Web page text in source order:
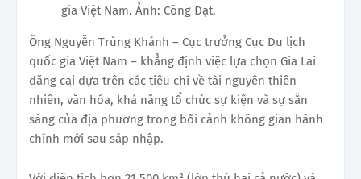
gia Việt Nam. Ảnh: Công Đạt.
Ông Nguyễn Trùng Khánh – Cục trưởng Cục Du lịch
quốc gia Việt Nam – khẳng định việc lựa chọn Gia Lai
đăng cai dựa trên các tiêu chí về tài nguyên thiên
nhiên, văn hóa, khả năng tổ chức sự kiện và sự sẵn
sàng của địa phương trong bối cảnh không gian hành
chính mới sau sáp nhập.